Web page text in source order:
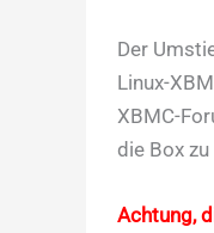
Der
Linux-
XBMC-
die Box
Achtung,